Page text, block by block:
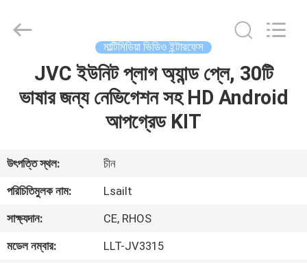
ভিডিও
সম্পর্কে
Electron
Co.,Ltd.
মাল্টিমিডিয়া ভিডিও ইন্টারফেস
JVC ইউনিট প্লাগ অ্যান্ড প্লে, 30টি
ভাষার জন্য নেভিগেশন সহ HD Android
আপগ্রেড KIT
উৎপত্তি স্থল:
চীন
পরিচিতিমুলক নাম:
Lsailt
সাক্ষ্যদান:
CE, RHOS
মডেল নম্বার:
LLT-JV3315